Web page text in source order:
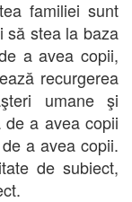
familiei sunt
să stea la baza
a avea copii,
recurgerea
umane şi
a avea copii
a avea copii.
de subiect,